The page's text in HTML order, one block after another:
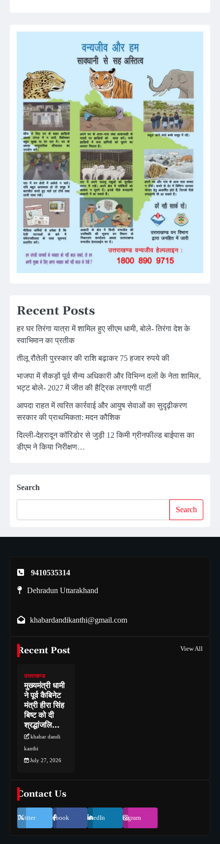
Recent Posts
हर घर तिरंगा यात्रा में शामिल हुए सीएम धामी, बोले- तिरंगा देश के
स्वाभिमान का प्रतीक
तीलू रौतेली पुरस्कार की राशि बढ़ाकर 75 हजार रुपये की
भाजपा में सैकड़ों पूर्व सैन्य अधिकारी और विभिन्न दलों के नेता शामिल,
भट्ट बोले- 2027 में जीत की हैट्रिक लगाएगी पार्टी
आपदा राहत में त्वरित कार्रवाई और आयुष सेवाओं का सुदृढ़ीकरण
सरकार की प्राथमिकता: मदन कौशिक
दिल्ली-देहरादून कॉरिडोर से जुड़ी 12 किमी ग्रीनफील्ड बाईपास का
डीएम ने किया निरीक्षण…
Search
Search
9410535314
Dehradun Uttarakhand
khabardandikanthi@gmail.com
Recent Post View All
उत्तराखण्ड
मुख्यमंत्री धामी
ने पूर्व कैबिनेट
मंत्री हीरा सिंह
बिष्ट को दी
श्रद्धांजलि…
khabar dandi
kanthi
July 27, 2026
Contact Us
Twitter Facebook LinkedIn Instagram